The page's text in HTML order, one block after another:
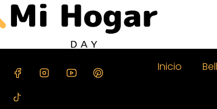
Inicio